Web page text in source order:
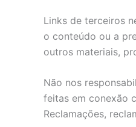
Links de terceiros
o conteúdo ou a
outros materiais,
Não nos
feitas em conexão
Reclamações,